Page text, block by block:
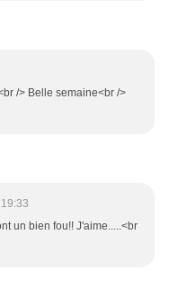
/> Belle semaine<br />
un bien fou!! J'aime.....<br